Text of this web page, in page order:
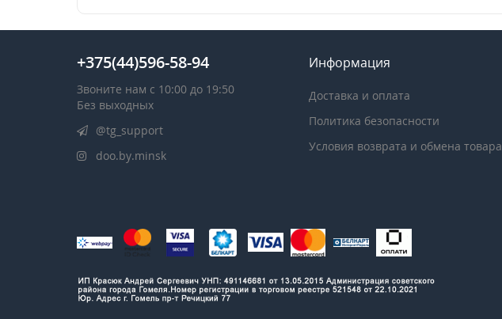
+375(44)596-58-94
Звоните нам с 10:00 до 19:50
Без выходных
@tg_support
doo.by.minsk
Информация
Доставка и оплата
Политика безопасности
Условия возврата и обмена товара